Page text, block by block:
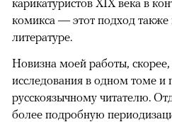
комикса — этот подход также
литературе.
Новизна моей работы, скорее,
исследования в одном томе и
русскоязычному читателю.
более подробную